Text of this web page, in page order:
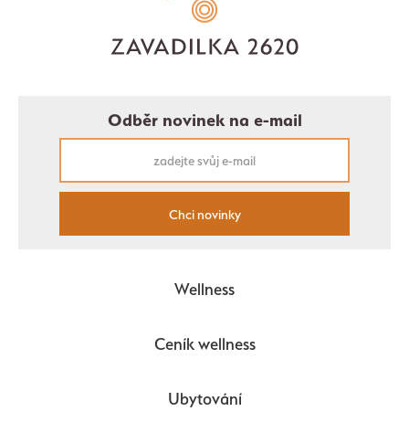
Odběr novinek na e-mail
Chci novinky
Wellness
Ceník wellness
Ubytování